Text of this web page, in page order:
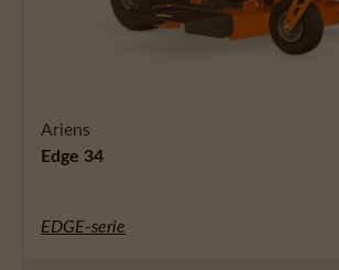
Ariens
Edge 34
EDGE-serie